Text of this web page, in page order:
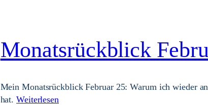
Monatsrückblick
Mein Monatsrückblick Februar 25: Warum ich wieder
hat.Weiterlesen